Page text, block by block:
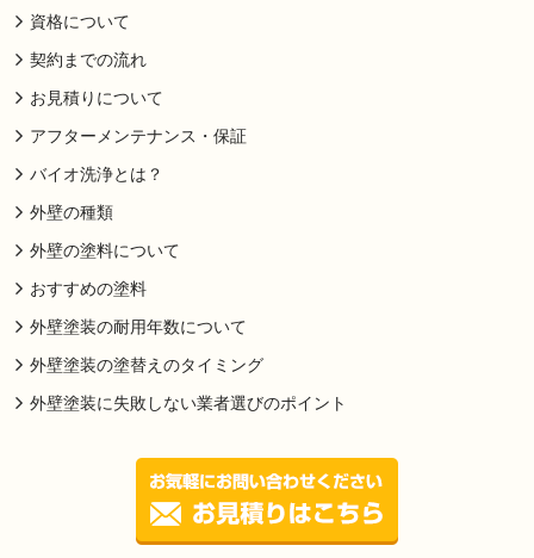
資格について
契約までの流れ
お見積りについて
アフターメンテナンス・保証
バイオ洗浄とは？
外壁の種類
外壁の塗料について
おすすめの塗料
外壁塗装の耐用年数について
外壁塗装の塗替えのタイミング
外壁塗装に失敗しない業者選びのポイント